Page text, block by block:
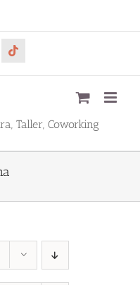
Tiktok
Taller, Coworking